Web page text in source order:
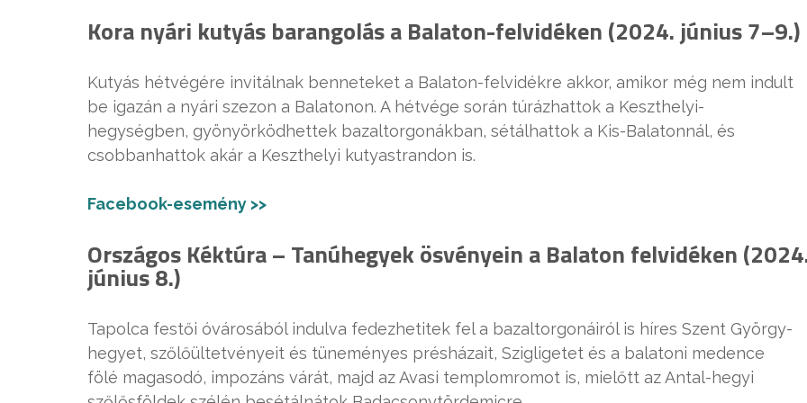
Kora nyári kutyás barangolás a Balaton-felvidéken (2024. június 7–9.)
Kutyás hétvégére invitálnak benneteket a Balaton-felvidékre akkor, amikor még nem indult
be igazán a nyári szezon a Balatonon. A hétvége során túrázhattok a Keszthelyi-
hegységben, gyönyörködhettek bazaltorgonákban, sétálhattok a Kis-Balatonnál, és
csobbanhattok akár a Keszthelyi kutyastrandon is.
Facebook-esemény >>
Országos Kéktúra – Tanúhegyek ösvényein a Balaton felvidéken
június 8.)
Tapolca festői óvárosából indulva fedezhetitek fel a bazaltorgonáiról is híres Szent György-
hegyet, szőlőültetvényeit és tüneményes présházait, Szigligetet és a balatoni medence
fölé magasodó, impozáns várát, majd az Avasi templomromot is, mielőtt az Antal-hegyi